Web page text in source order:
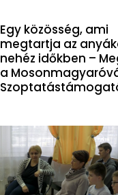
Egy közösség, ami
megtartja az
nehéz időkben –
a